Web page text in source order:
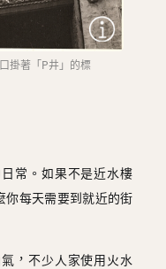
掛著「P井」的標
常。如果不是近水樓
你每天需要到就近的街
，不少人家使用火水